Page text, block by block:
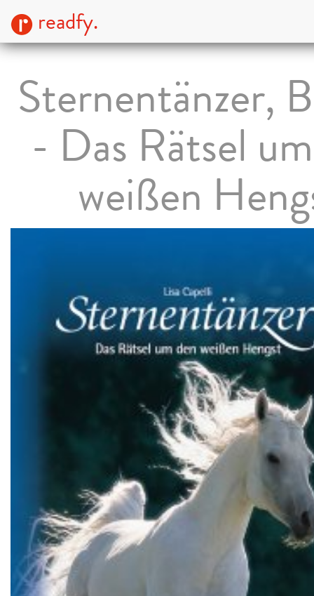
readfy.
Sternentänzer,
- Das Rätsel
weißen